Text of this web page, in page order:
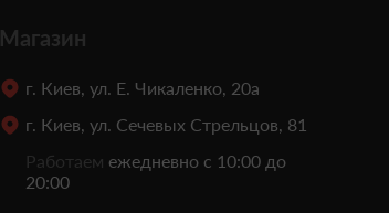
Магазин
г. Киев, ул. Е. Чикаленко, 20а
г. Киев, ул. Сечевых Стрельцов, 81
Работаем ежедневно с 10:00 до
20:00